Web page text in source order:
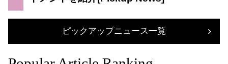
ピックアップニュース一覧